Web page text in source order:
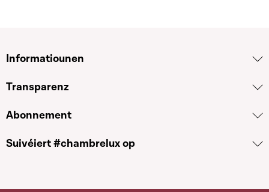
Informatiounen
Transparenz
Abonnement
Suivéiert #chambrelux op